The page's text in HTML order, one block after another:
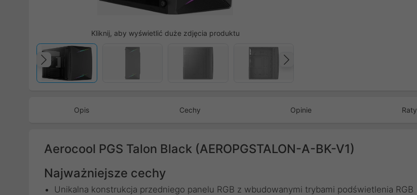
Kliknij, aby wyświetlić duże zdjęcia produktu
Poprzedni
Opis Cechy Opinie Raty
Aerocool PGS Talon Black (AEROPGSTALON-A-BK-V1)
Najważniejsze cechy
Unikalna konstrukcja przedniego panelu RGB z wbudowanymi trybami podświetlenia RGB